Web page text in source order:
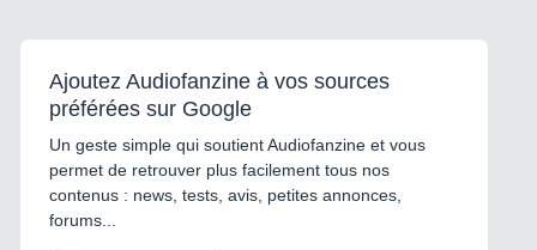
Ajoutez Audiofanzine à vos sources
préférées sur Google
Un geste simple qui soutient Audiofanzine et vous
permet de retrouver plus facilement tous nos
contenus : news, tests, avis, petites annonces,
forums...